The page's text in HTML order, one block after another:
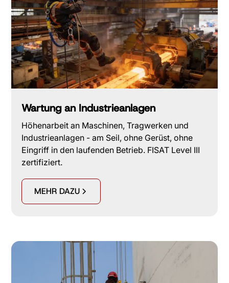
Wartung an Industrieanlagen
Höhenarbeit an Maschinen, Tragwerken und
Industrieanlagen - am Seil, ohne Gerüst, ohne
Eingriff in den laufenden Betrieb. FISAT Level III
zertifiziert.
MEHR DAZU